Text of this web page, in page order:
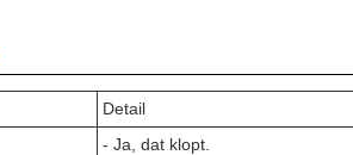
Detail
- Ja, dat klopt.